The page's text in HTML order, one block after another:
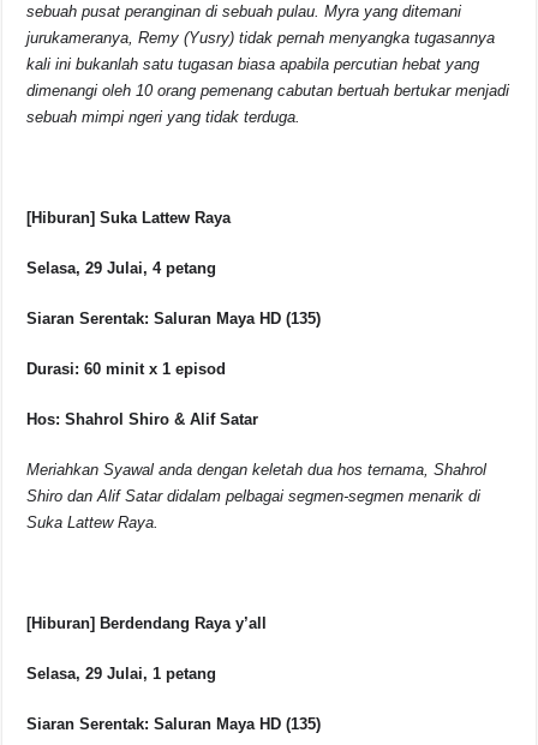
sebuah pusat peranginan di sebuah pulau. Myra yang ditemani
jurukameranya, Remy (Yusry) tidak pernah menyangka tugasannya
kali ini bukanlah satu tugasan biasa apabila percutian hebat yang
dimenangi oleh 10 orang pemenang cabutan bertuah bertukar menjadi
sebuah mimpi ngeri yang tidak terduga.
[Hiburan] Suka Lattew Raya
Selasa, 29 Julai, 4 petang
Siaran Serentak: Saluran Maya HD (135)
Durasi: 60 minit x 1 episod
Hos: Shahrol Shiro & Alif Satar
Meriahkan Syawal anda dengan keletah dua hos ternama, Shahrol
Shiro dan Alif Satar didalam pelbagai segmen-segmen menarik di
Suka Lattew Raya.
[Hiburan] Berdendang Raya y’all
Selasa, 29 Julai, 1 petang
Siaran Serentak: Saluran Maya HD (135)